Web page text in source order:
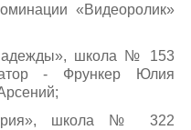
«Видеоролик»
школа № 153
- Фрункер Юлия
школа № 322